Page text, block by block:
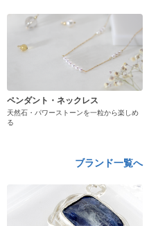
ペンダント・ネックレス
天然石・パワーストーンを一粒から楽しめ
る
ブランド一覧へ